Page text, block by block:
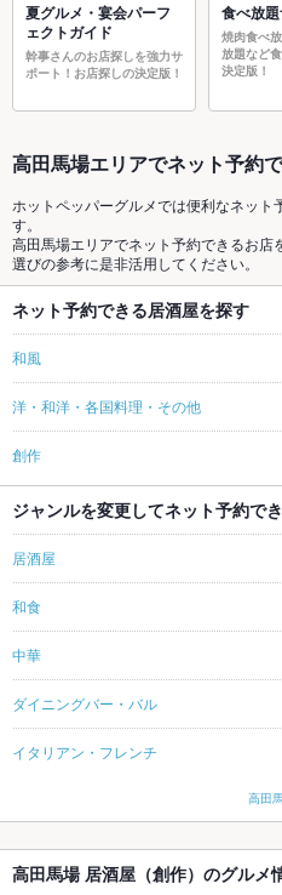
夏グルメ・宴会パーフ
ェクトガイド
幹事さんのお店探しを強力サ
ポート！お店探しの決定版！
食べ放
焼肉食べ
放題など
決定版！
高田馬場エリアでネット予約
ホットペッパーグルメでは便利なネット
す。
高田馬場エリアでネット予約できるお
選びの参考に是非活用してください。
ネット予約できる居酒屋を探す
和風
洋・和洋・各国料理・その他
創作
ジャンルを変更してネット予約で
居酒屋
和食
中華
ダイニングバー・バル
イタリアン・フレンチ
高田
高田馬場 居酒屋（創作）のグルメ